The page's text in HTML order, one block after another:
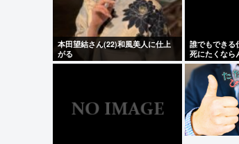
本田望結さん(22)和風美人に仕上
がる
誰でもできる
死にたくなら